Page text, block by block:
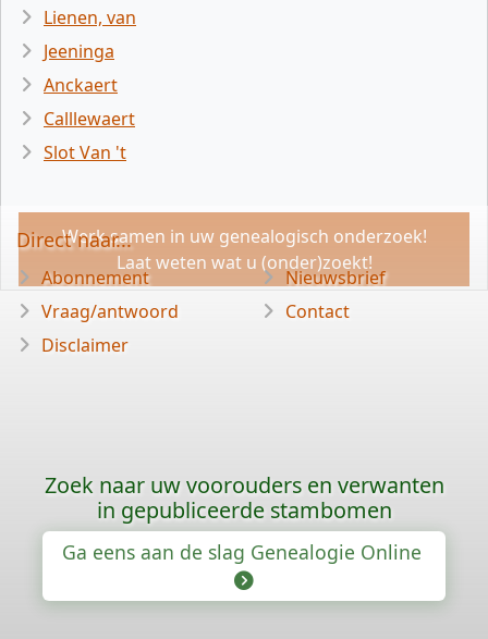
Lienen, van
Jeeninga
Anckaert
Calllewaert
Slot Van 't
Werk samen in uw genealogisch onderzoek!
Laat weten wat u (onder)zoekt!
Direct naar...
Abonnement
Vraag/antwoord
Disclaimer
Nieuwsbrief
Contact
Zoek naar uw voorouders en verwanten
in gepubliceerde stambomen
Ga eens aan de slag Genealogie Online